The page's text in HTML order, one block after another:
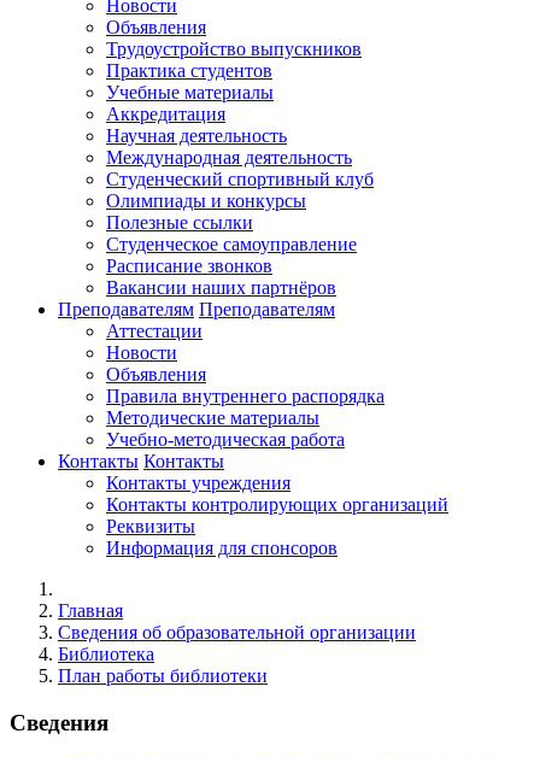
Новости
Объявления
Трудоустройство выпускников
Практика студентов
Учебные материалы
Аккредитация
Научная деятельность
Международная деятельность
Студенческий спортивный клуб
Олимпиады и конкурсы
Полезные ссылки
Студенческое самоуправление
Расписание звонков
Вакансии наших партнёров
Преподавателям Преподавателям
Аттестации
Новости
Объявления
Правила внутреннего распорядка
Методические материалы
Учебно-методическая работа
Контакты Контакты
Контакты учреждения
Контакты контролирующих организаций
Реквизиты
Информация для спонсоров
Главная
Сведения об образовательной организации
Библиотека
План работы библиотеки
Сведения